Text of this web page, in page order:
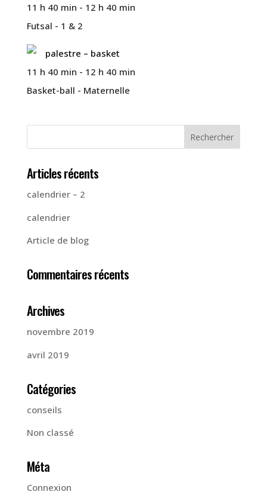
11 h 40 min - 12 h 40 min
Futsal - 1 & 2
palestre – basket
11 h 40 min - 12 h 40 min
Basket-ball - Maternelle
Articles récents
calendrier – 2
calendrier
Article de blog
Commentaires récents
Archives
novembre 2019
avril 2019
Catégories
conseils
Non classé
Méta
Connexion